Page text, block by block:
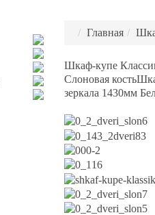
Главная
Шкаф-купе
Слоновая кость
зеркала 1430мм